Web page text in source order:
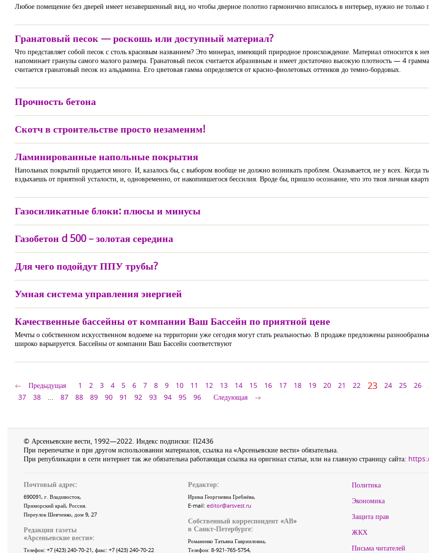
Любое помещение без дверей имеет незавершенный вид, но чтобы дверное полотно гармонично вписалось в интерьер, нужно не только
Гранатовый песок — роскошь или доступный материал?
Что представляет собой песок с столь красивым названием? Это минерал, имеющий природное происхождение. Материал относится к
напоминает гранулы самого малого размера. Гранатовый песок считается абразивным и имеет достаточно высокую плотность — 4
считается гранатовый песок из альдамина. Его цветовая гамма определяется от красно-фиолетовых оттенков до темно-бордовых.
Прочность бетона
Скотч в строительстве просто незаменим!
Ламинированные напольные покрытия
Напольных покрытий продается много. И, казалось бы, с выбором вообще не должно возникать проблем. Оказывается, не у всех. Когда
вздыхаешь от приятной усталости, и, одновременно, от накопившегося бессилия. Вроде бы, пришло осознание, что это твоя личная
Газосиликатные блоки: плюсы и минусы
Газобетон d 500 – золотая середина
Для чего подойдут ППУ трубы?
Умная система управления энергией
Качественные бассейны от компании Ваш Бассейн по приятной цене
Мечты о собственном искусственном водоеме на территории уже сегодня могут стать реальностью. В продаже предложены
широко варьируется. Бассейны от компании Ваш Бассейн соответствуют
Предыдущая 1 2 3 4 5 6 7 8 9 10 11 12 13 14 15 16 17 18 19 20 21 22 23 24 25 26
37
38 ... 87 88 89 90 91 92 93 94 95 96 Следующая
© Арсеньевские вести, 1992—2022. Индекс подписки: П2436
При перепечатке и при другом использовании материалов, ссылка на «Арсеньевские вести» обязательна.
При републикации в сети интернет так же обязательна работающая ссылка на оригинал статьи, или на главную страницу сайта:
Почтовый адрес:
690091, г. Владивосток,
Приморский край, Россия.
Переулок Шевченко, дом 9, 27
Редакция газеты
«Арсеньевские вести»:
Телефон: +7 (423) 240-70-21, факс: +7 (423) 240-70-22
Редактор:
Ирина Георгиевна Гребнёва,
E-mail: editor@arsvest.ru
Собственный корреспондент «АВ»
в Санкт-Петербурге:
Романенко Татьяна Гаврииловна,
Телефон: 8-921-765-5754,
Политика
Экономика
Защита прав
ЖКХ
Письма читателей